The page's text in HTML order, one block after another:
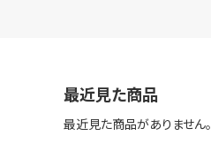
最近見た商品
最近見た商品がありません。